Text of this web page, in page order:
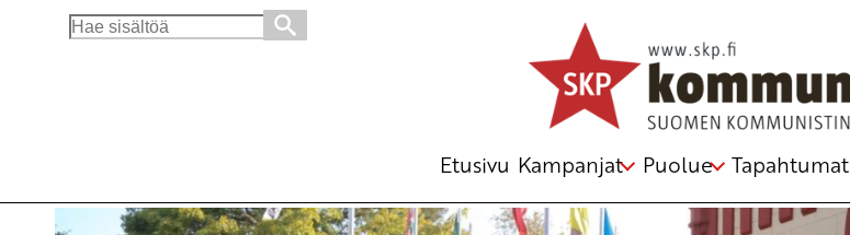
Search
Etusivu Kampanjat Puolue Tapahtumat
SKP tuomitsee Venezuelan vallankaappausyrityksen